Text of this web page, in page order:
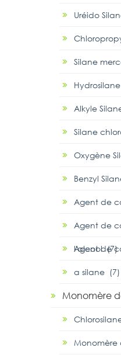
Uréido
Silane
Alkyle
Silane
Oxygène
Benzyl
Agent de
Agent de
l'alcool (7)
Agent de
α silane (7)
Monomère
Monomère